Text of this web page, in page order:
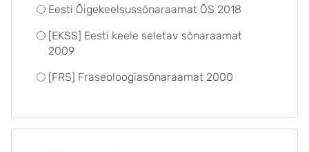
Eesti Õigekeelsussõnaraamat ÕS 2018
[EKSS] Eesti keele seletav sõnaraamat
2009
[FRS] Fraseoloogiasõnaraamat 2000